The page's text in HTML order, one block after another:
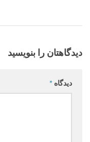
دیدگاهتان را بنویسید
دیدگاه *